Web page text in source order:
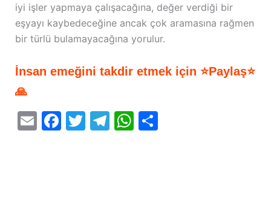
iyi işler yapmaya çalışacağına, değer verdiği bir
eşyayı kaybedeceğine ancak çok aramasına rağmen
bir türlü bulamayacağına yorulur.
İnsan emeğini takdir etmek için ⭐Paylaş⭐
🙏
E F T T W S